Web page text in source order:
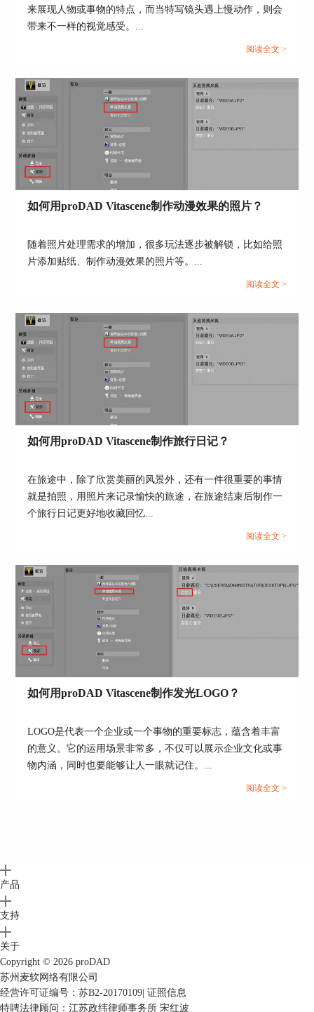
我们来对比一下添加滤镜前后的画面，在没有添加
滤镜时，整个画面没有亮点，舞者在舞台上也不是
中心点，而在添加滤镜后，舞者的上方有一束光照
来，整个舞姿显得更加优美，她成为了整个舞台的
3、导出画面
在添加完滤镜后，就可以导出画面了。
点击左侧“导出”按钮，选择建立为“动画-AVI”，然
后进入导出参数设置界面，可以修改文件存储位
置、文件名等相关参数，根据自己的需求进行修
改，修改完成后点击下方“开始导出”按钮就可以
以上就是通过proDAD Vitascene来制作舞台聚光灯
效果的步骤，滤镜的效果可以根据自己的需求来进
行调节，大家感兴趣的话也可以到
网上下载这款软件试用。
来展现人物或事物的特点，而当特写镜头遇上慢动作，则会
带来不一样的视觉感受。...
阅读全文 >
如何用proDAD Vitascene制作动漫效果的照片？
随着照片处理需求的增加，很多玩法逐步被解锁，比如给照
片添加贴纸、制作动漫效果的照片等。...
阅读全文 >
如何用proDAD Vitascene制作旅行日记？
在旅途中，除了欣赏美丽的风景外，还有一件很重要的事情
就是拍照，用照片来记录愉快的旅途，在旅途结束后制作一
个旅行日记更好地收藏回忆...
阅读全文 >
如何用proDAD Vitascene制作发光LOGO？
LOGO是代表一个企业或一个事物的重要标志，蕴含着丰富
的意义。它的运用场景非常多，不仅可以展示企业文化或事
物内涵，同时也要能够让人一眼就记住。...
阅读全文 >
产品
支持
关于
Copyright © 2026 proDAD
苏州麦软网络有限公司
经营许可证编号：苏B2-20170109 证照信息
特聘法律顾问：江苏政纬律师事务所 宋红波